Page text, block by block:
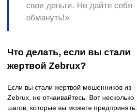
свои деньги. Не дайте себя
обмануть!»
Что делать, если вы стали
жертвой Zebrux?
Если вы стали жертвой мошенников из
Zebrux, не отчаивайтесь. Вот несколько
шагов, которые вы можете предпринять: